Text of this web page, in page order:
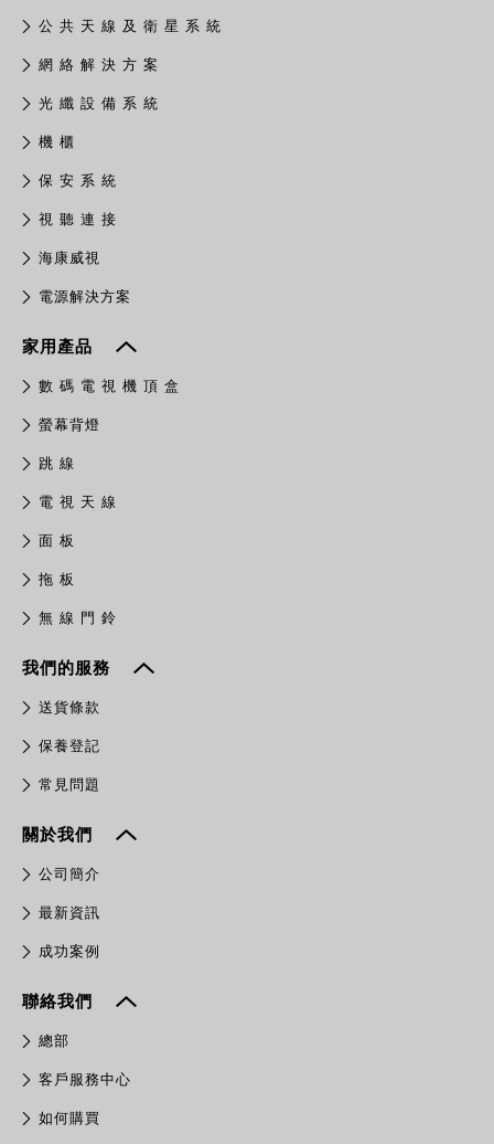
公 共 天 線 及 衛 星 系 統
網 絡 解 決 方 案
光 纖 設 備 系 統
機 櫃
保 安 系 統
視 聽 連 接
​海康威視
電源解決方案
家用產品
數 碼 電 視 機 頂 盒
螢幕背燈
跳 線
電 視 天 線
面 板
拖 板
無 線 門 鈴
我們的服務
送貨條款
保養登記
常見問題
關於我們
公司簡介
最新資訊
成功案例
聯絡我們
總部
客戶服務中心
如何購買